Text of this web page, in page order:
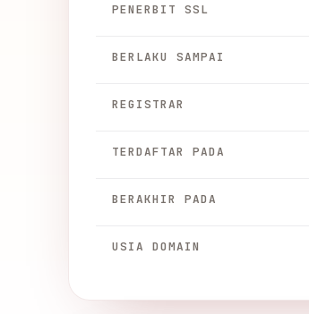
PENERBIT SSL
BERLAKU SAMPAI
REGISTRAR
TERDAFTAR PADA
BERAKHIR PADA
USIA DOMAIN